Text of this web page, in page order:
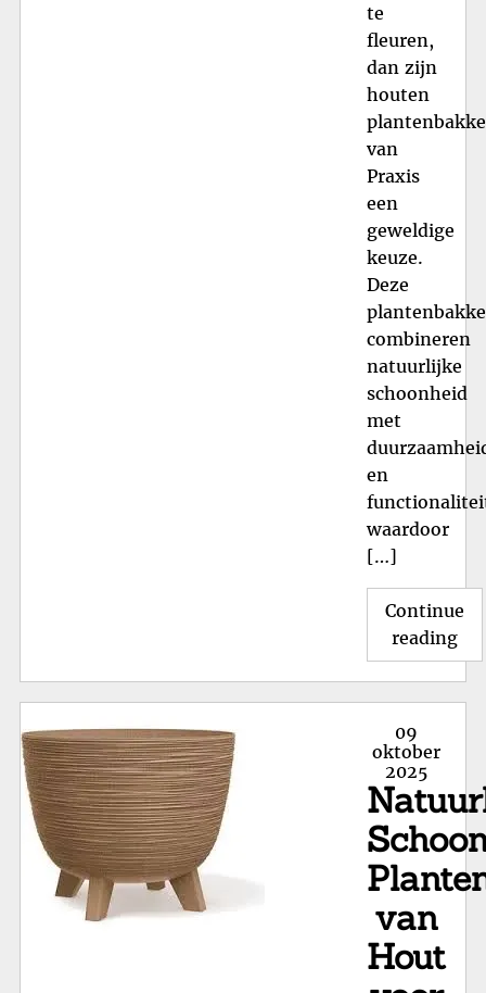
te
fleuren,
dan zijn
houten
van
Praxis
een
geweldige
keuze.
Deze
combineren
natuurlijke
schoonheid
met
en
waardoor
[…]
Continue
reading
Posted
on
09
oktober
2025
van
Hout